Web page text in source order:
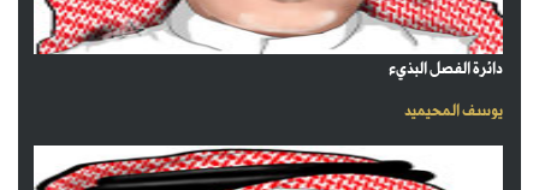
دائرة الفصل البذيء
يوسف المحيميد